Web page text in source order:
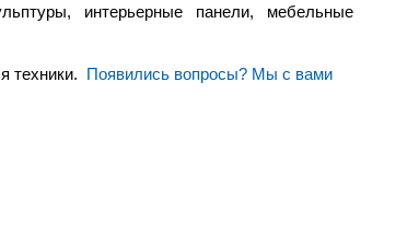
интерьерные панели, мебельные
техники. Появились вопросы? Мы с вами